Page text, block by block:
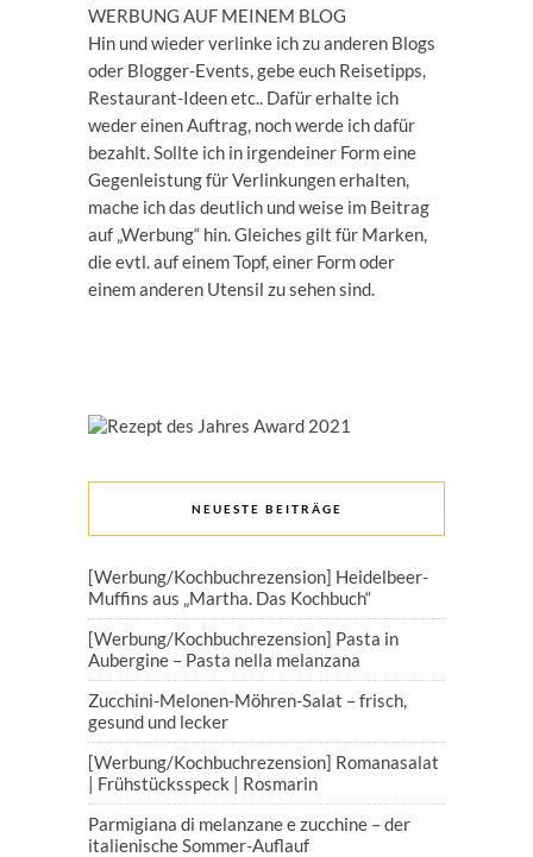
WERBUNG AUF MEINEM BLOG
Hin und wieder verlinke ich zu anderen Blogs
oder Blogger-Events, gebe euch Reisetipps,
Restaurant-Ideen etc.. Dafür erhalte ich
weder einen Auftrag, noch werde ich dafür
bezahlt. Sollte ich in irgendeiner Form eine
Gegenleistung für Verlinkungen erhalten,
mache ich das deutlich und weise im Beitrag
auf „Werbung“ hin. Gleiches gilt für Marken,
die evtl. auf einem Topf, einer Form oder
einem anderen Utensil zu sehen sind.
NEUESTE BEITRÄGE
[Werbung/Kochbuchrezension] Heidelbeer-
Muffins aus „Martha. Das Kochbuch“
[Werbung/Kochbuchrezension] Pasta in
Aubergine – Pasta nella melanzana
Zucchini-Melonen-Möhren-Salat – frisch,
gesund und lecker
[Werbung/Kochbuchrezension] Romanasalat
| Frühstücksspeck | Rosmarin
Parmigiana di melanzane e zucchine – der
italienische Sommer-Auflauf